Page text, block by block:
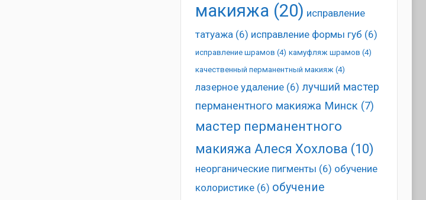
макияжа (20) исправление
татуажа(6) исправление формы губ (6)
исправление шрамов (4) камуфляж шрамов (4)
качественный перманентный макияж (4)
лазерное удаление(6) лучший мастер
перманентного макияжа Минск (7)
мастер перманентного
макияжа Алеся Хохлова (10)
неорганические пигменты (6) обучение
колористике(6) обучение